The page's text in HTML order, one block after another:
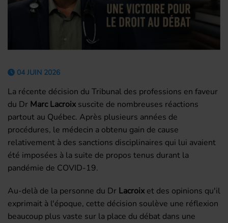
04 JUIN 2026
La récente décision du Tribunal des professions en faveur
du Dr Marc Lacroix suscite de nombreuses réactions
partout au Québec. Après plusieurs années de
procédures, le médecin a obtenu gain de cause
relativement à des sanctions disciplinaires qui lui avaient
été imposées à la suite de propos tenus durant la
pandémie de COVID-19.
Au-delà de la personne du Dr Lacroix et des opinions qu'il
exprimait à l'époque, cette décision soulève une réflexion
beaucoup plus vaste sur la place du débat dans une